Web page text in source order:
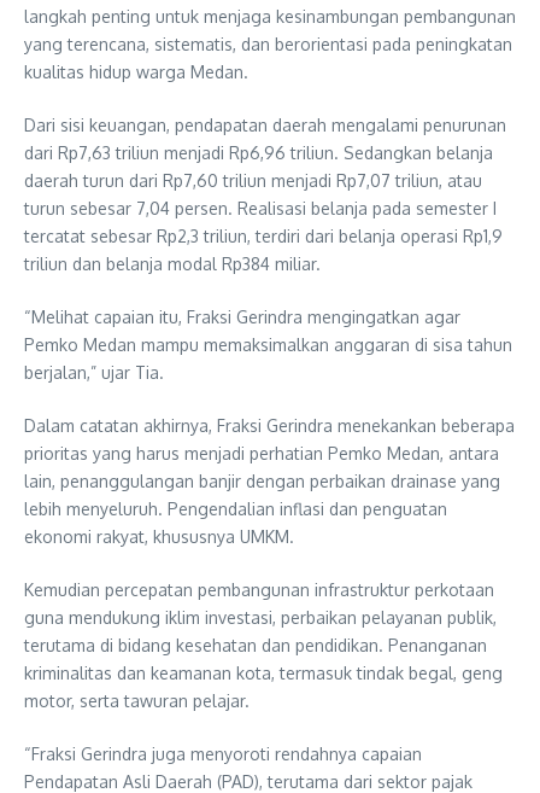
langkah penting untuk menjaga kesinambungan pembangunan
yang terencana, sistematis, dan berorientasi pada peningkatan
kualitas hidup warga Medan.
Dari sisi keuangan, pendapatan daerah mengalami penurunan
dari Rp7,63 triliun menjadi Rp6,96 triliun. Sedangkan belanja
daerah turun dari Rp7,60 triliun menjadi Rp7,07 triliun, atau
turun sebesar 7,04 persen. Realisasi belanja pada semester I
tercatat sebesar Rp2,3 triliun, terdiri dari belanja operasi Rp1,9
triliun dan belanja modal Rp384 miliar.
“Melihat capaian itu, Fraksi Gerindra mengingatkan agar
Pemko Medan mampu memaksimalkan anggaran di sisa tahun
berjalan,” ujar Tia.
Dalam catatan akhirnya, Fraksi Gerindra menekankan beberapa
prioritas yang harus menjadi perhatian Pemko Medan, antara
lain, penanggulangan banjir dengan perbaikan drainase yang
lebih menyeluruh. Pengendalian inflasi dan penguatan
ekonomi rakyat, khususnya UMKM.
Kemudian percepatan pembangunan infrastruktur perkotaan
guna mendukung iklim investasi, perbaikan pelayanan publik,
terutama di bidang kesehatan dan pendidikan. Penanganan
kriminalitas dan keamanan kota, termasuk tindak begal, geng
motor, serta tawuran pelajar.
“Fraksi Gerindra juga menyoroti rendahnya capaian
Pendapatan Asli Daerah (PAD), terutama dari sektor pajak